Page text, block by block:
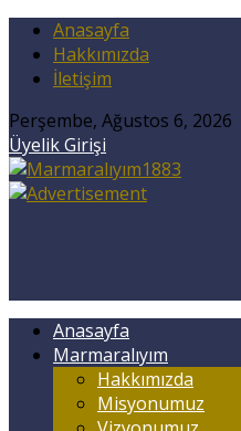
Anasayfa
Hakkımızda
İletişim
Perşembe, Ağustos 6, 2026
Üyelik Girişi
Anasayfa
Marmaralıyım
Hakkımızda
Misyonumuz